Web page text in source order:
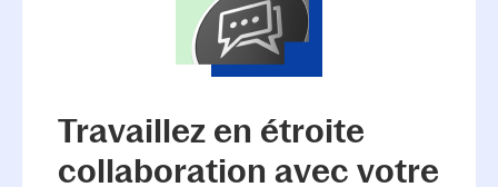
Travaillez en étroite
collaboration avec votre